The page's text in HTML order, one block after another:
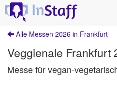
Alle Messen 2026 in Frankfurt
Veggienale Frankfurt
Messe für vegan-